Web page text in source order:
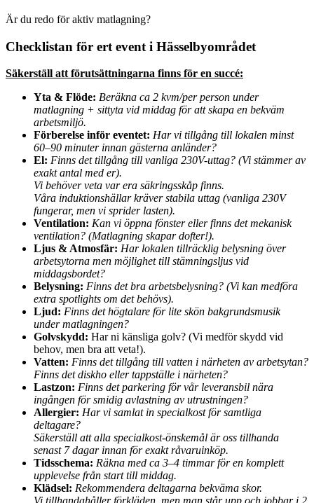
Är du redo för aktiv matlagning?
Checklistan för ert event i Hässelbyområdet
Säkerställ att förutsättningarna finns för en succé:
Yta & Flöde: Beräkna ca 2 kvm/per person under
matlagning + sittyta vid middag för att skapa en bekväm
arbetsmiljö.
Förberelse inför eventet: Har vi tillgång till lokalen minst
60–90 minuter innan gästerna anländer?
El: Finns det tillgång till vanliga 230V-uttag? (Vi stämmer av
exakt antal med er).
Vi behöver veta var era säkringsskåp finns.
Våra induktionshällar kräver stabila uttag (vanliga 230V
fungerar, men vi sprider lasten).
Ventilation: Kan vi öppna fönster eller finns det mekanisk
ventilation? (Matlagning skapar dofter!).
Ljus & Atmosfär: Har lokalen tillräcklig belysning över
arbetsytorna men möjlighet till stämningsljus vid
middagsbordet?
Belysning: Finns det bra arbetsbelysning? (Vi kan medföra
extra spotlights om det behövs).
Ljud: Finns det högtalare för lite skön bakgrundsmusik
under matlagningen?
Golvskydd: Har ni känsliga golv? (Vi medför skydd vid
behov, men bra att veta!).
Vatten: Finns det tillgång till vatten i närheten av arbetsytan?
Finns det diskho eller tappställe i närheten?
Lastzon: Finns det parkering för vår leveransbil nära
ingången för smidig avlastning av utrustningen?
Allergier: Har vi samlat in specialkost för samtliga
deltagare?
Säkerställ att alla specialkost-önskemål är oss tillhanda
senast 7 dagar innan för exakt råvaruinköp.
Tidsschema: Räkna med ca 3–4 timmar för en komplett
upplevelse från start till middag.
Klädsel: Rekommendera deltagarna bekväma skor.